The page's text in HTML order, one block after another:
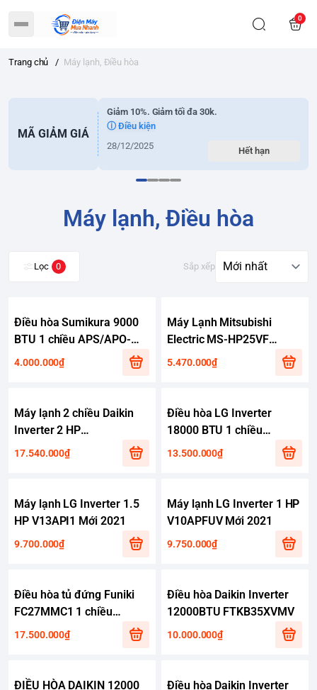
0
Trang chủ / Máy lạnh, Điều hòa
MÃ GIẢM GIÁ
Giảm 10%. Giảm tối đa 30k.
ⓘ Điều kiện
28/12/2025
Hết hạn
Máy lạnh, Điều hòa
Lọc 0 Sắp xếp
Điều hòa Sumikura 9000
BTU 1 chiều APS/APO-
092/Morandi gas R-32
4.000.000₫
Máy Lạnh Mitsubishi
Electric MS-HP25VF
(1.0Hp)
5.470.000₫
Máy lạnh 2 chiều Daikin
Inverter 2 HP
FTHF50VAVMV (MODEL
17.540.000₫
Điều hòa LG Inverter
18000 BTU 1 chiều
V18API1 gas R-32
13.500.000₫
Máy lạnh LG Inverter 1.5
HP V13API1 Mới 2021
9.700.000₫
Máy lạnh LG Inverter 1 HP
V10APFUV Mới 2021
9.750.000₫
Điều hòa tủ đứng Funiki
FC27MMC1 1 chiều
27000Btu giá rẻ Điều hòa
tủ đứng Funiki FC27MMC1
Điều hòa tủ đứng Funiki 1
17.500.000₫
Điều hòa Daikin Inverter
12000BTU FTKB35XVMV
10.000.000₫
ĐIỀU HÒA DAIKIN 12000
Điều hòa Daikin Inverter